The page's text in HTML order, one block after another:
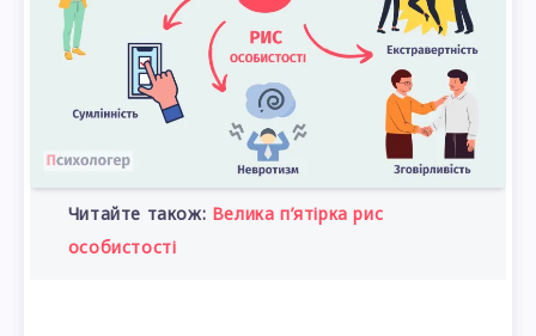
Читайте також: Велика п’ятірка рис
особистості